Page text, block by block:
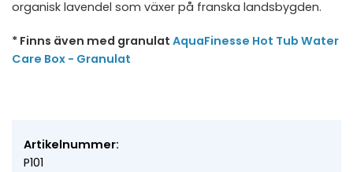
organisk lavendel som växer på franska landsbygden.
* Finns även med granulat AquaFinesse Hot Tub Water
Care Box - Granulat
Artikelnummer:
P101